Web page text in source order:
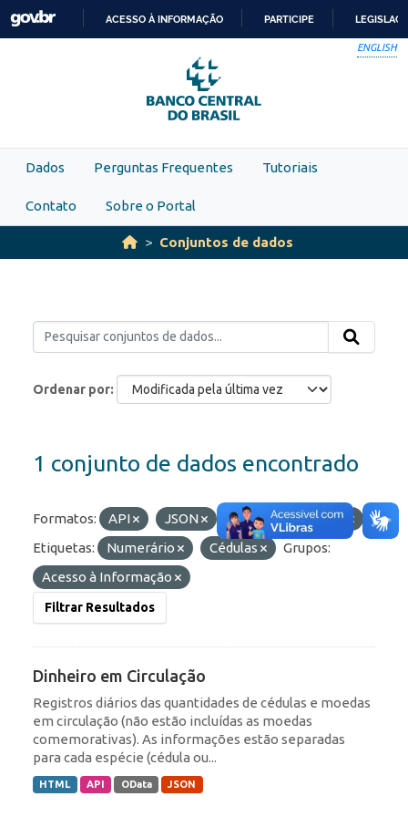
Skip to main content
PARA
O
CONTEÚDO
ACESSO À INFORMAÇÃO PARTICIPE
ENGLISH
Dados Perguntas Frequentes Tutoriais
Contato Sobre o Portal
Conjuntos de dados
Ordenar por
1 conjunto de dados encontrado
Formatos: API JSON OData
HTML
Etiquetas:
Numerário Cédulas
Grupos:
Acesso à Informação
Filtrar Resultados
Dinheiro em Circulação
Registros diários das quantidades de cédulas e moedas
em circulação (não estão incluídas as moedas
comemorativas). As informações estão separadas
para cada espécie (cédula ou...
HTML API OData JSON